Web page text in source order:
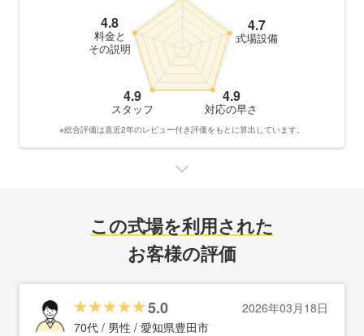
4.7
式場設備
4.9
対応の早さ
4.9
スタッフ
4.8
料金と
その説明
※総合評価は直近2年のレビュー付き評価をもとに算出しています。
この式場を利用された
お客様の評価
5.0
2026年03月18日
70代 / 男性 / 愛知県豊田市